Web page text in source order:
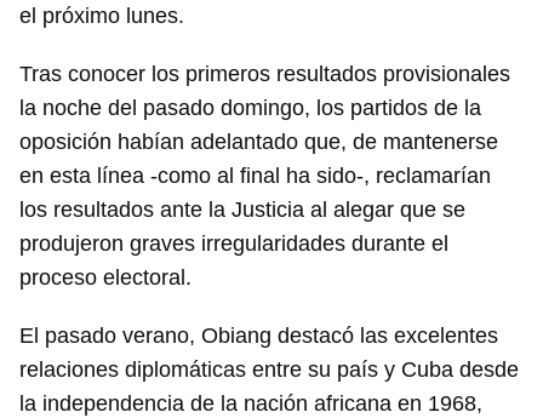
el próximo lunes.
Tras conocer los primeros resultados provisionales
la noche del pasado domingo, los partidos de la
oposición habían adelantado que, de mantenerse
en esta línea -como al final ha sido-, reclamarían
los resultados ante la Justicia al alegar que se
produjeron graves irregularidades durante el
proceso electoral.
El pasado verano, Obiang destacó las excelentes
relaciones diplomáticas entre su país y Cuba desde
la independencia de la nación africana en 1968,